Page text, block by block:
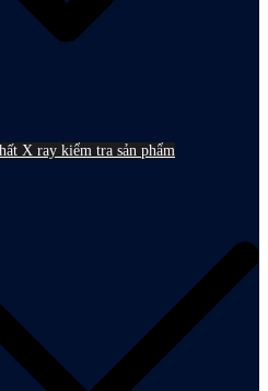
X ray kiểm tra sản phẩm